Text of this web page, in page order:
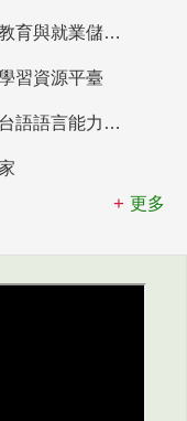
青年教育與就業儲蓄帳戶
習資源平臺
臺灣台語語言能力認證網站
更多